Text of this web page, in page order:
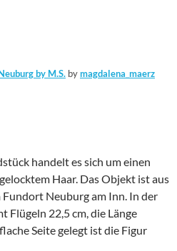
by M.S. bymagdalena_maerz
handelt es sich um einen
Haar. Das Objekt ist aus
Neuburg am Inn. In der
Flügeln 22,5 cm, die Länge
Seite gelegt ist die Figur